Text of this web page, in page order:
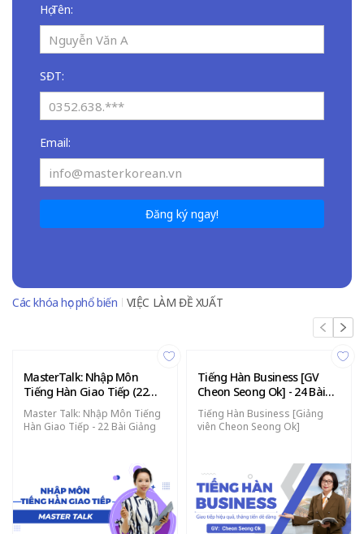
Họ Tên:
SĐT:
Email:
Đăng ký ngay!
Các khóa học phổ biến VIỆC LÀM ĐỀ XUẤT
MasterTalk: Nhập Môn
Tiếng Hàn Giao Tiếp (22
bài giảng)
Master Talk: Nhập Môn Tiếng
Hàn Giao Tiếp - 22 Bài Giảng
Tiếng Hàn Business [GV
Cheon Seong Ok] - 24 Bài
Giảng
Tiếng Hàn Business [Giảng
viên Cheon Seong Ok]